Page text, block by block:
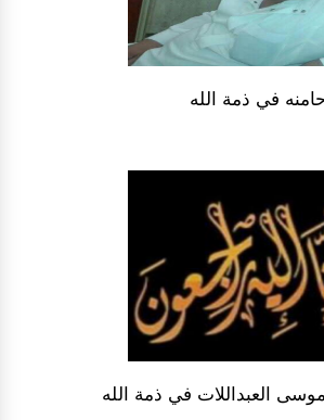
في ذمة الله
العبداللات في ذمة الله